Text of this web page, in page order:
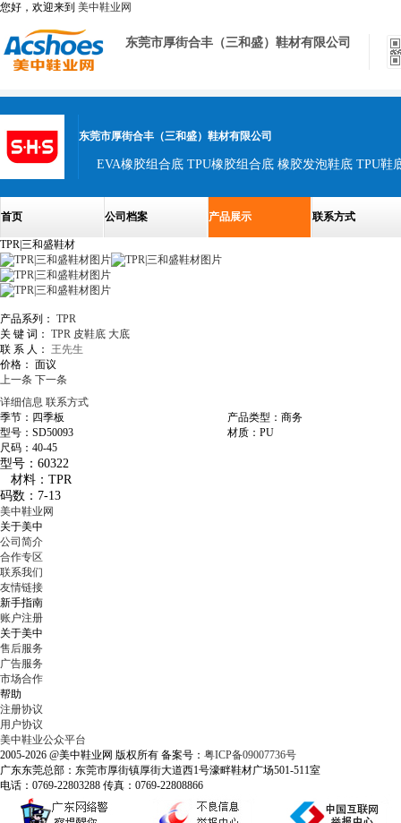
您好，欢迎来到 美中鞋业网
东莞市厚街合丰（三和盛）鞋材有限公司
东莞市厚街合丰（三和盛）鞋材有限公司
EVA橡胶组合底 TPU橡胶组合底 橡胶发泡鞋底 TPU鞋
首页 公司档案 产品展示 联系方式
TPR|三和盛鞋材
产品系列： TPR
关 键 词： TPR 皮鞋底 大底
联 系 人：
王先生
价格： 面议
上一条 下一条
详细信息 联系方式
季节：四季板
产品类型：商务
型号：SD50093
材质：PU
尺码：40-45
型号：60322
材料：TPR
码数：7-13
美中鞋业网
关于美中
公司简介
合作专区
联系我们
友情链接
新手指南
账户注册
关于美中
售后服务
广告服务
市场合作
帮助
注册协议
用户协议
美中鞋业公众平台
2005-2026 @美中鞋业网 版权所有 备案号： 粤ICP备09007736号
广东东莞总部：东莞市厚街镇厚街大道西1号濠畔鞋材广场501-511室
电话：0769-22803288 传真：0769-22808866